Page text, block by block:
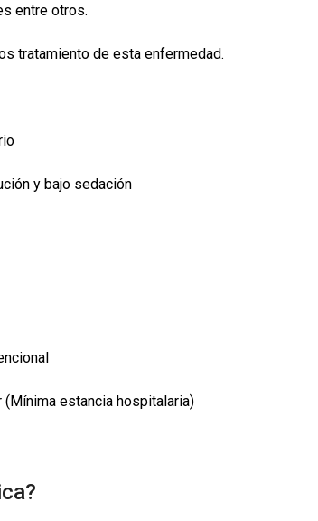
entre otros.
tratamiento de esta enfermedad.
y bajo sedación
estancia hospitalaria)